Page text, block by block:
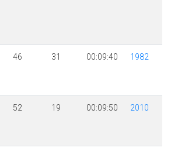
46 31 00:09:40 1982
52 19 00:09:50 2010